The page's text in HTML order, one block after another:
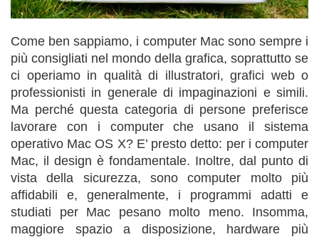
Come ben sappiamo, i computer Mac sono sempre i
più consigliati nel mondo della grafica, soprattutto se
ci operiamo in qualità di illustratori, grafici web o
professionisti in generale di impaginazioni e simili.
Ma perché questa categoria di persone preferisce
lavorare con i computer che usano il sistema
operativo Mac OS X? E’ presto detto: per i computer
Mac, il design è fondamentale. Inoltre, dal punto di
vista della sicurezza, sono computer molto più
affidabili e, generalmente, i programmi adatti e
studiati per Mac pesano molto meno. Insomma,
maggiore spazio a disposizione, hardware più